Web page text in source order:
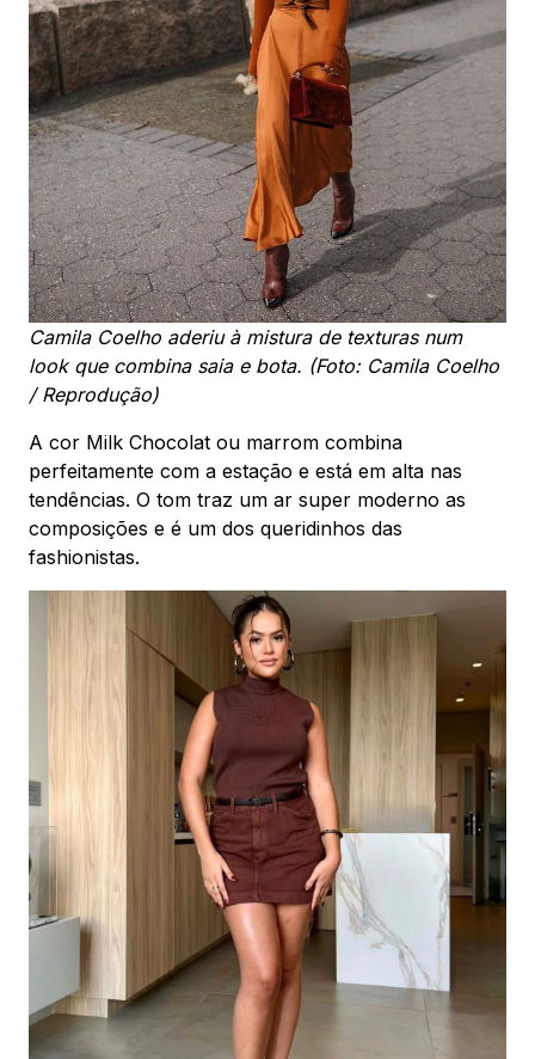
Camila Coelho aderiu à mistura de texturas num
look que combina saia e bota. (Foto: Camila Coelho
/ Reprodução)
A cor Milk Chocolat ou marrom combina
perfeitamente com a estação e está em alta nas
tendências. O tom traz um ar super moderno as
composições e é um dos queridinhos das
fashionistas.